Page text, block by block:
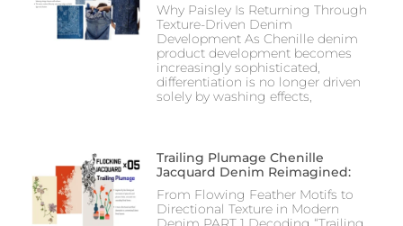
Why Paisley Is Returning Through
Texture-Driven Denim
Development As Chenille denim
product development becomes
increasingly sophisticated,
differentiation is no longer driven
solely by washing effects,
Trailing Plumage Chenille
Jacquard Denim Reimagined:
From Flowing Feather Motifs to
Directional Texture in Modern